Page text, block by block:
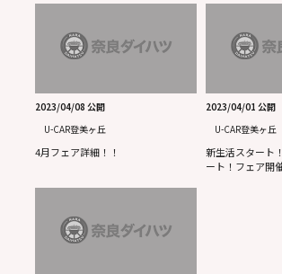
2023/04/08 公開
U-CAR登美ヶ丘
4月フェア詳細！！
2023/04/01 公開
U-CAR登美ヶ丘
新生活スタート
ート！フェア開